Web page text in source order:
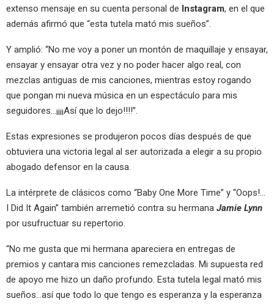
extenso mensaje en su cuenta personal de Instagram, en el que
además afirmó que “esta tutela mató mis sueños”.
Y amplió: “No me voy a poner un montón de maquillaje y ensayar,
ensayar y ensayar otra vez y no poder hacer algo real, con
mezclas antiguas de mis canciones, mientras estoy rogando
que pongan mi nueva música en un espectáculo para mis
seguidores…¡¡¡¡Así que lo dejo!!!!”.
Estas expresiones se produjeron pocos días después de que
obtuviera una victoria legal al ser autorizada a elegir a su propio
abogado defensor en la causa.
La intérprete de clásicos como “Baby One More Time” y “Oops!…
I Did It Again” también arremetió contra su hermana Jamie Lynn
por usufructuar su repertorio.
“No me gusta que mi hermana apareciera en entregas de
premios y cantara mis canciones remezcladas. Mi supuesta red
de apoyo me hizo un daño profundo. Esta tutela legal mató mis
sueños…así que todo lo que tengo es esperanza y la esperanza